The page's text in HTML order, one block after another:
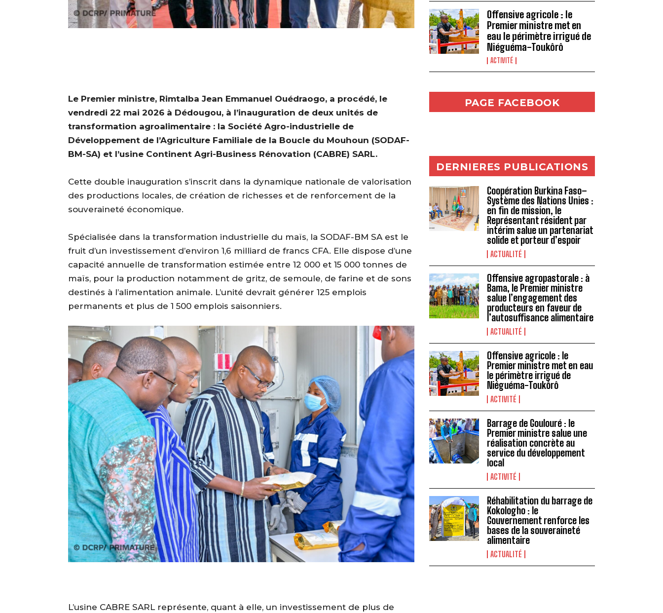
Offensive agricole : le
Premier ministre met en
eau le périmètre irrigué de
Niéguéma-Toukôrô
ACTIVITÉ
‎Le Premier ministre, Rimtalba Jean Emmanuel Ouédraogo, a procédé, le
vendredi 22 mai 2026 à Dédougou, à l’inauguration de deux unités de
transformation agroalimentaire : la Société Agro-industrielle de
Développement de l’Agriculture Familiale de la Boucle du Mouhoun (SODAF-
BM-SA) et l’usine Continent Agri-Business Rénovation (CABRE) SARL.
‎Cette double inauguration s’inscrit dans la dynamique nationale de valorisation
des productions locales, de création de richesses et de renforcement de la
souveraineté économique.
‎Spécialisée dans la transformation industrielle du maïs, la SODAF-BM SA est le
fruit d’un investissement d’environ 1,6 milliard de francs CFA. Elle dispose d’une
capacité annuelle de transformation estimée entre 12 000 et 15 000 tonnes de
maïs, pour la production notamment de gritz, de semoule, de farine et de sons
destinés à l’alimentation animale. L’unité devrait générer 125 emplois
permanents et plus de 1 500 emplois saisonniers.
‎L’usine CABRE SARL représente, quant à elle, un investissement de plus de
PAGE FACEBOOK
DERNIERES PUBLICATIONS
Coopération Burkina Faso–
Système des Nations Unies :
en fin de mission, le
Représentant résident par
intérim salue un partenariat
solide et porteur d’espoir
ACTUALITÉ
Offensive agropastorale : à
Bama, le Premier ministre
salue l’engagement des
producteurs en faveur de
l’autosuffisance alimentaire
ACTUALITÉ
Offensive agricole : le
Premier ministre met en eau
le périmètre irrigué de
Niéguéma-Toukôrô
ACTIVITÉ
Barrage de Goulouré : le
Premier ministre salue une
réalisation concrète au
service du développement
local
ACTIVITÉ
Réhabilitation du barrage de
Kokologho : le
Gouvernement renforce les
bases de la souveraineté
alimentaire ‎
ACTUALITÉ